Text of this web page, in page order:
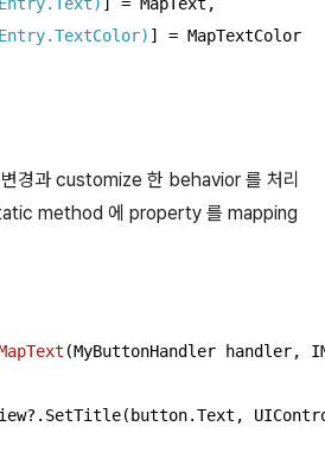
] = MapText,
] = MapTextColor
경과 customize 한 behavior 를 처리
method 에 property 를 mapping
(MyButtonHandler handler,